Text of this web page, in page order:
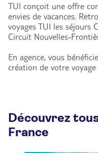
TUI conçoit une offre
envies de vacances.
voyages TUI les séjours
Circuit Nouvelles-
En agence, vous
création de votre voyage
Découvrez
France